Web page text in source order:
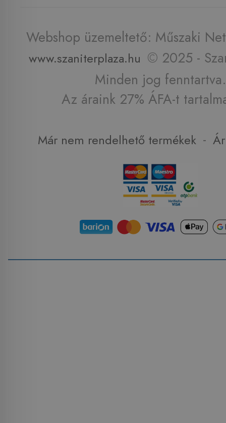
Webshop üzemeltető: Műszaki
www.szaniterplaza.hu © 2025 -
Minden jog fenntartva.
Az áraink 27% ÁFA-t
Már nem rendelhető termékek -